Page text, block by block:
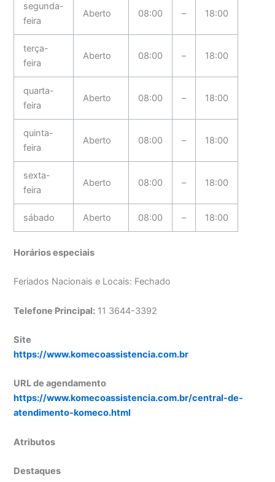
segunda-
feira
Aberto 08:00 – 18:00
terça-
feira
Aberto 08:00 – 18:00
quarta-
feira
Aberto 08:00 – 18:00
quinta-
feira
Aberto 08:00 – 18:00
sexta-
feira
Aberto 08:00 – 18:00
sábado Aberto 08:00 – 18:00
Horários especiais
Feriados Nacionais e Locais: Fechado
Telefone Principal: 11 3644-3392
Site
https://www.komecoassistencia.com.br
URL de agendamento
https://www.komecoassistencia.com.br/central-de-
atendimento-komeco.html
Atributos
Destaques